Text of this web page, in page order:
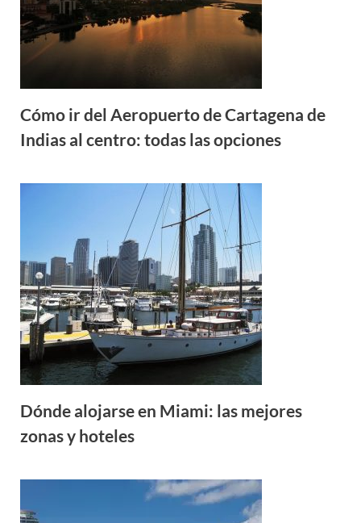
Cómo ir del Aeropuerto de Cartagena de
Indias al centro: todas las opciones
Dónde alojarse en Miami: las mejores
zonas y hoteles